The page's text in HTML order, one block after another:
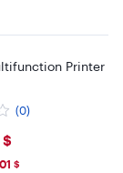
Printer
(0)
$